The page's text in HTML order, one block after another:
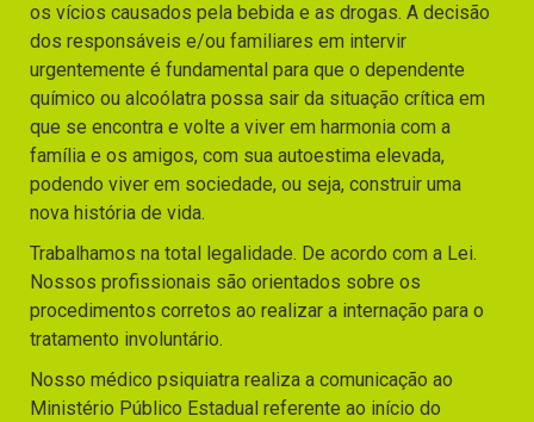
os vícios causados pela bebida e as drogas. A decisão
dos responsáveis e/ou familiares em intervir
urgentemente é fundamental para que o dependente
químico ou alcoólatra possa sair da situação crítica em
que se encontra e volte a viver em harmonia com a
família e os amigos, com sua autoestima elevada,
podendo viver em sociedade, ou seja, construir uma
nova história de vida.
Trabalhamos na total legalidade. De acordo com a Lei.
Nossos profissionais são orientados sobre os
procedimentos corretos ao realizar a internação para o
tratamento involuntário.
Nosso médico psiquiatra realiza a comunicação ao
Ministério Público Estadual referente ao início do